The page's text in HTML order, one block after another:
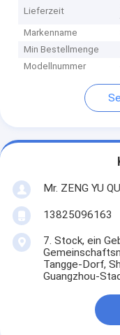
Lieferzeit
Markenname
Min Bestellmenge
Modellnummer
Mr. ZENG YU
13825096163
7. Stock, ein
Tangge-Dorf,
Guangzhou-